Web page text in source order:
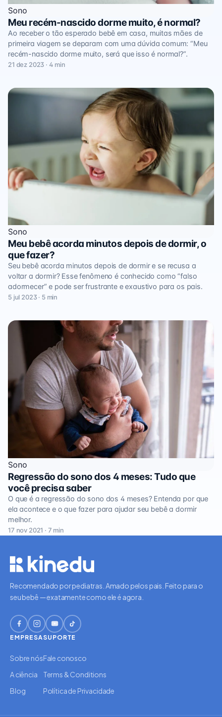
Sono
Meu recém-nascido dorme muito, é normal?
Ao receber o tão esperado bebê em casa, muitas mães de
primeira viagem se deparam com uma dúvida comum: “Meu
recém-nascido dorme muito, será que isso é normal?”.
21 dez 2023 · 4 min
Sono
Meu bebê acorda minutos depois de dormir, o
que fazer?
Seu bebê acorda minutos depois de dormir e se recusa a
voltar a dormir? Esse fenômeno é conhecido como “falso
adormecer” e pode ser frustrante e exaustivo para os pais.
5 jul 2023 · 5 min
Sono
Regressão do sono dos 4 meses: Tudo que
você precisa saber
O que é a regressão do sono dos 4 meses? Entenda por que
ela acontece e o que fazer para ajudar seu bebê a dormir
melhor.
17 nov 2021 · 7 min
Recomendado por pediatras. Amado pelos pais. Feito para o
seu bebê — exatamente como ele é agora.
EMPRESA
Sobre nós
A ciência
Blog
SUPORTE
Fale conosco
Terms & Conditions
Política de Privacidade